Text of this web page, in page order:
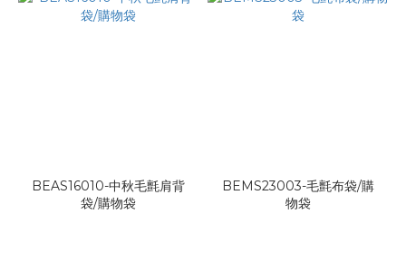
BEAS16010-中秋毛氈肩背
袋/購物袋
BEMS23003-毛氈布袋/購
物袋